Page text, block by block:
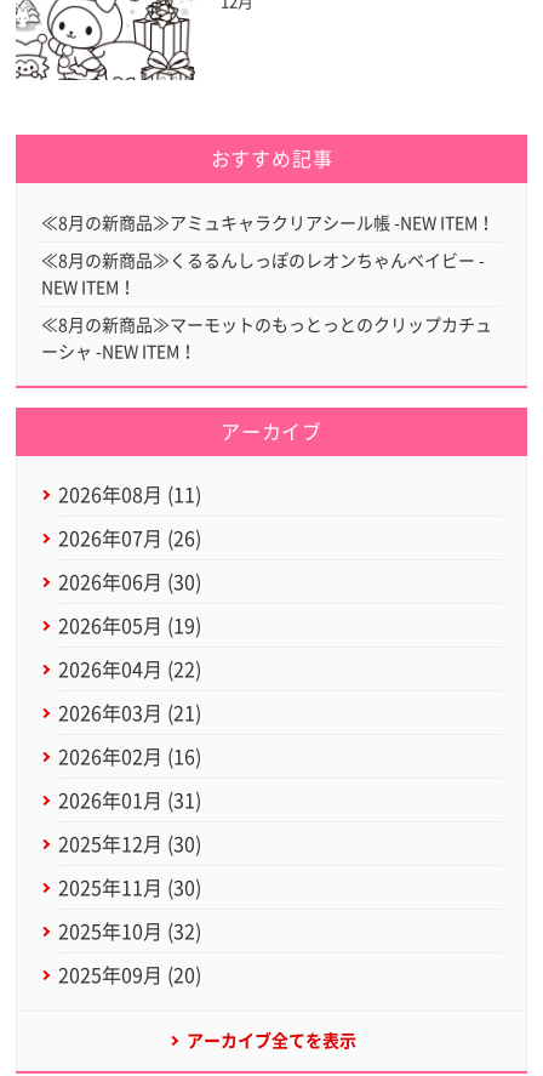
おすすめ記事
≪8月の新商品≫アミュキャラクリアシール帳 -NEW ITEM！
≪8月の新商品≫くるるんしっぽのレオンちゃんベイビー -
NEW ITEM！
≪8月の新商品≫マーモットのもっとっとのクリップカチュ
ーシャ -NEW ITEM！
アーカイブ
2026年08月 (11)
2026年07月 (26)
2026年06月 (30)
2026年05月 (19)
2026年04月 (22)
2026年03月 (21)
2026年02月 (16)
2026年01月 (31)
2025年12月 (30)
2025年11月 (30)
2025年10月 (32)
2025年09月 (20)
アーカイブ全てを表示